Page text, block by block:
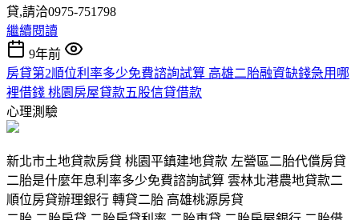
貸,請洽0975-751798
繼續閱讀
9年前
房貸第2順位利率多少免費諮詢試算 高雄二胎融資缺錢急用哪
裡借錢 桃園房屋貸款五股信貸借款
心理測驗
新北市土地貸款房貸 桃園平鎮建地貸款 左營區二胎代償房貸
二胎是什麼年息利率多少免費諮詢試算 雲林北港農地貸款二
順位房貸辦理銀行 轉貸二胎 高雄桃源房貸